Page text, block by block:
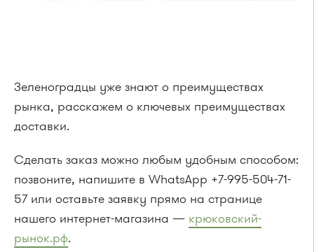
Зеленоградцы уже знают о преимуществах
рынка, расскажем о ключевых преимуществах
доставки.
Сделать заказ можно любым удобным способом:
позвоните, напишите в WhatsApp +7-995-504-71-
57 или оставьте заявку прямо на странице
нашего интернет-магазина — крюковский-
рынок.рф.